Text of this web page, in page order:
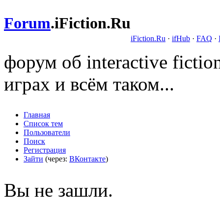
Forum.iFiction.Ru
iFiction.Ru · ifHub · FAQ ·
форум об interactive
играх и всём таком...
Главная
Список тем
Пользователи
Поиск
Регистрация
Зайти (через: ВКонтакте)
Вы не зашли.